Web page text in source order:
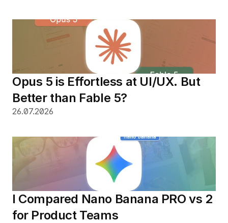
Opus 5 is Effortless at UI/UX. But
Better than Fable 5?
26.07.2026
I Compared Nano Banana PRO vs 2
for Product Teams